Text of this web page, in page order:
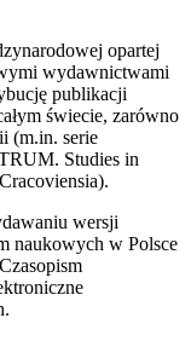
opartej
wydawnictwami
publikacji
świecie, zarówno
(m.in. serie
Studies in
wersji
naukowych w Polsce